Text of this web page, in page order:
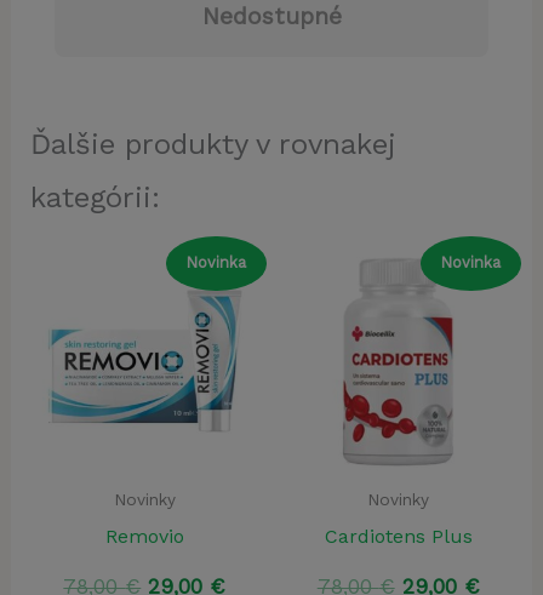
Nedostupné
Ďalšie produkty v rovnakej
kategórii:
Novinka
Novinky
Removio
78,00€ Pôvodná
29,00 €Aktuálna
Novinka
Novinky
Cardiotens Plus
78,00€ Pôvodná
29,00 €